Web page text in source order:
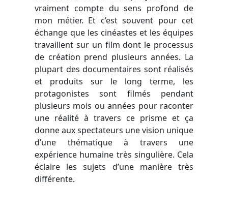
vraiment compte du sens profond de
mon métier. Et c’est souvent pour cet
échange que les cinéastes et les équipes
travaillent sur un film dont le processus
de création prend plusieurs années. La
plupart des documentaires sont réalisés
et produits sur le long terme, les
protagonistes sont filmés pendant
plusieurs mois ou années pour raconter
une réalité à travers ce prisme et ça
donne aux spectateurs une vision unique
d’une thématique à travers une
expérience humaine très singulière. Cela
éclaire les sujets d’une manière très
différente.